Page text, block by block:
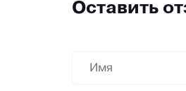
Оставить